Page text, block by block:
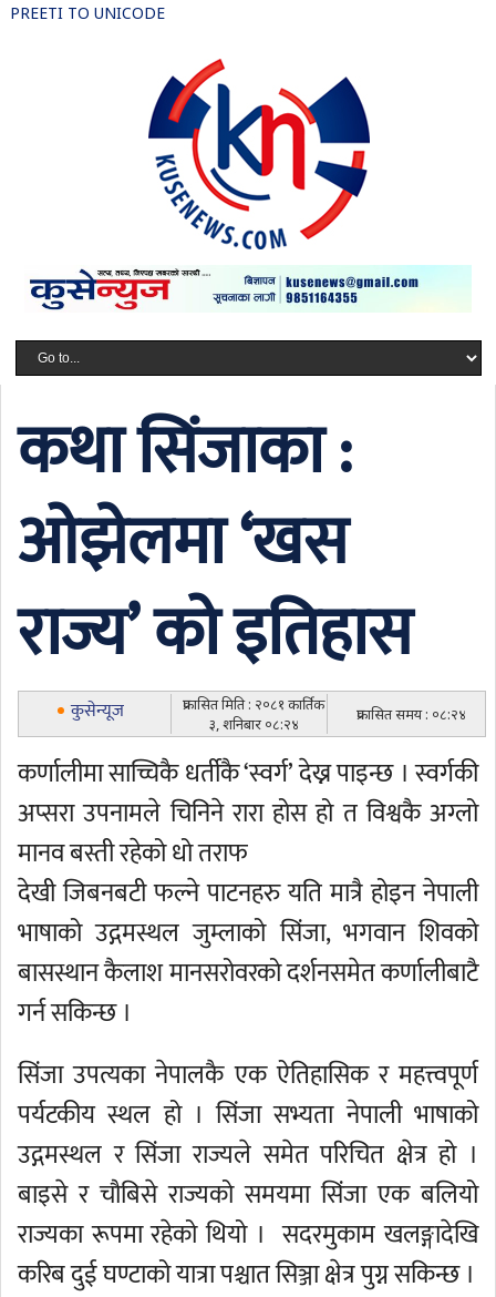
PREETI TO UNICODE
कथा सिंजाका :
ओझेलमा ‘खस
राज्य’ को इतिहास
कुसेन्यूज
प्रकासित मिति : २०८१ कार्तिक
३, शनिबार ०८:२४
प्रकासित समय : ०८:२४
कर्णालीमा साच्चिकै धर्तीकै ‘स्वर्ग’ देख्न पाइन्छ । स्वर्गकी
अप्सरा उपनामले चिनिने रारा होस हो त विश्वकै अग्लो
मानव बस्ती रहेको धो तराफ
देखी जिबनबटी फल्ने पाटनहरु यति मात्रै होइन नेपाली
भाषाको उद्गमस्थल जुम्लाको सिंजा, भगवान शिवको
बासस्थान कैलाश मानसरोवरको दर्शनसमेत कर्णालीबाटै
गर्न सकिन्छ ।
सिंजा उपत्यका नेपालकै एक ऐतिहासिक र महत्त्वपूर्ण
पर्यटकीय स्थल हो । सिंजा सभ्यता नेपाली भाषाको
उद्गमस्थल र सिंजा राज्यले समेत परिचित क्षेत्र हो ।
बाइसे र चौबिसे राज्यको समयमा सिंजा एक बलियो
राज्यका रूपमा रहेको थियो । सदरमुकाम खलङ्गादेखि
करिब दुई घण्टाको यात्रा पश्चात सिञ्जा क्षेत्र पुग्न सकिन्छ ।